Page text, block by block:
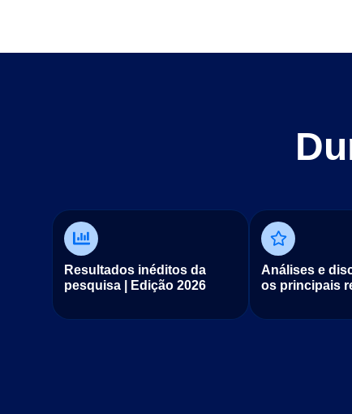
Resultados inéditos da
pesquisa | Edição 2026
Análises e
os principais